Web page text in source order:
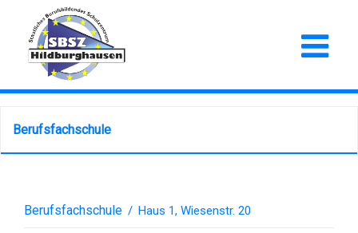
Berufsfachschule
Berufsfachschule / Haus 1, Wiesenstr. 20